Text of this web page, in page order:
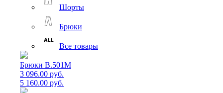
Шорты
Брюки
Все товары
Брюки B.501M
3 096.00 руб.
5 160.00 руб.